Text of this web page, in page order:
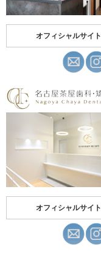
オフィシャルサイト
オフィシャルサイト